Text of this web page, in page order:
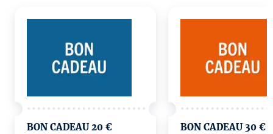
BON CADEAU 20 € BON CADEAU 30 €